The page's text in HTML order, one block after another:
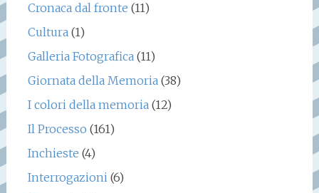
Cronaca dal fronte (11)
Cultura(1)
Galleria Fotografica(11)
Giornata della Memoria(38)
I colori della memoria(12)
Il Processo (161)
Inchieste (4)
Interrogazioni(6)